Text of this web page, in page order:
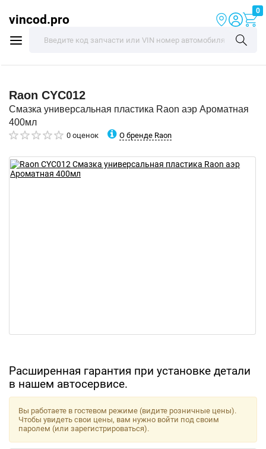
vincod.pro
0
Raon CYC012
Смазка универсальная пластика Raon аэр Ароматная
400мл
0 оценок О бренде Raon
Расширенная гарантия при установке детали
в нашем автосервисе.
Вы работаете в гостевом режиме (видите розничные цены).
Чтобы увидеть свои цены, вам нужно войти под своим
паролем (или зарегистрироваться).